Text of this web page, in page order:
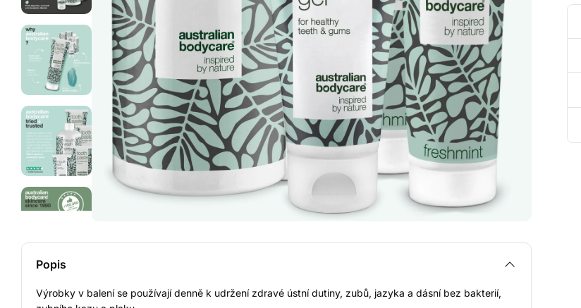
Popis
Výrobky v balení se používají denně k udržení zdravé ústní dutiny, zubů, jazyka a dásní bez bakterií,